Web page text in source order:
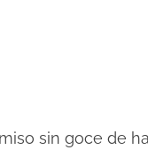
sin goce de